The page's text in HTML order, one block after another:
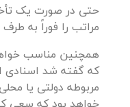
حتی در صورت یک
مراتب را فوراً به طرف
همچنین مناسب
که گفته شد اسنادی
مربوطه دولتی یا